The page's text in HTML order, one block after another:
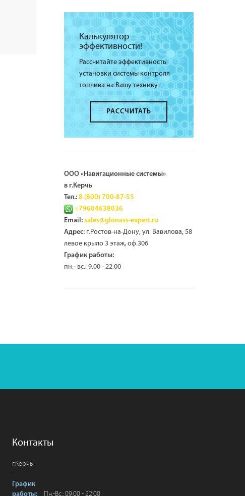
Калькулятор
эффективности!
Рассчитайте эффективность
установки системы контроля
топлива на Вашу технику.
РАССЧИТАТЬ
ООО «Навигационные системы»
в г.Керчь
Тел.: 8 (800) 700-87-55
+79604638036
Email: sales@glonass-expert.ru
Адрес:г.Ростов-на-Дону, ул. Вавилова, 58
левое крыло 3 этаж, оф.306
График работы:
пн.- вс.: 9.00 - 22.00
Контакты
г.Керчь
График
работы:
Пн.-Вс.: 09:00 - 22:00